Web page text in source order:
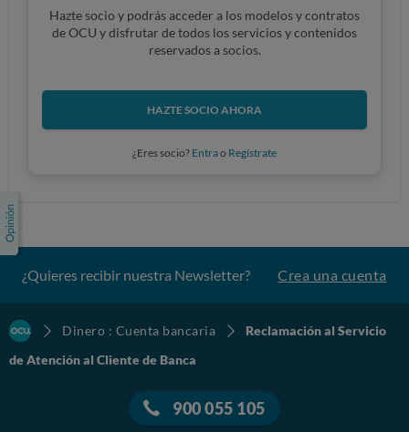
Hazte socio y podrás acceder a los modelos y contratos
de OCU y disfrutar de todos los servicios y contenidos
reservados a socios.
HAZTE SOCIO AHORA
¿Eres socio? Entrao Regístrate
¿Quieres recibir nuestra Newsletter? Crea una cuenta
Dinero : Cuenta bancaria
Reclamación al Servicio
de Atención al Cliente de Banca
900 055 105